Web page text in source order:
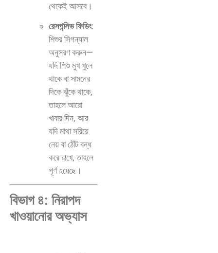
থেকেই আসবে।
রেসপন্সিভ ফিডিং:
শিশুর সিগন্যাল
অনুসরণ করুন—
যদি শিশু মুখ খুলে
থাকে বা সামনের
দিকে ঝুঁকে থাকে,
তাহলে আরো
খাবার দিন, আর
যদি মাথা সরিয়ে
নেয় বা ঠোঁট বন্ধ
করে রাখে, তাহলে
পূর্ণ হয়েছে।
বিভাগ ৪: নিরাপদ
খাওয়ানোর অভ্যাস